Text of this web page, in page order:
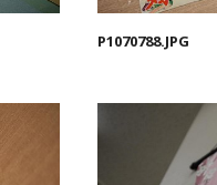
P1070788.JPG